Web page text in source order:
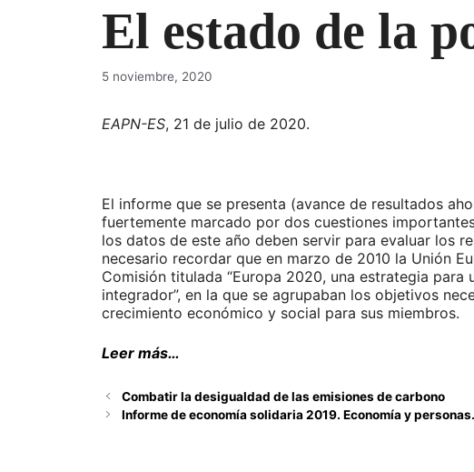
El estado de la
5 noviembre, 2020
EAPN-ES, 21 de julio de 2020.
El informe que se presenta (avance de resultados
fuertemente marcado por dos cuestiones
los datos de este año deben servir para evaluar los
necesario recordar que en marzo de 2010 la Unión
Comisión titulada “Europa 2020, una estrategia
integrador”, en la que se agrupaban los objetivos
crecimiento económico y social para sus miembros.
Leer más…
Combatir la desigualdad de las emisiones de carbono
Informe de economía solidaria 2019. Economía y